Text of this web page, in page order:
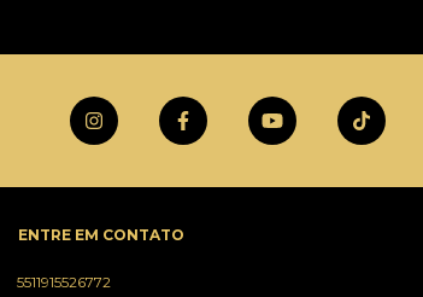
ENTRE EM CONTATO
5511915526772